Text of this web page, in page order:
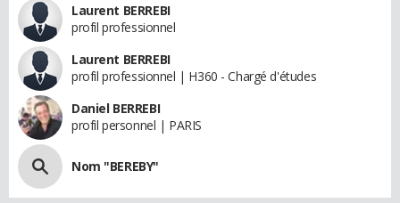
Laurent BERREBI
profil professionnel
Laurent BERREBI
profil professionnel | H360 - Chargé d'études
Daniel BERREBI
profil personnel | PARIS
Nom "BEREBY"